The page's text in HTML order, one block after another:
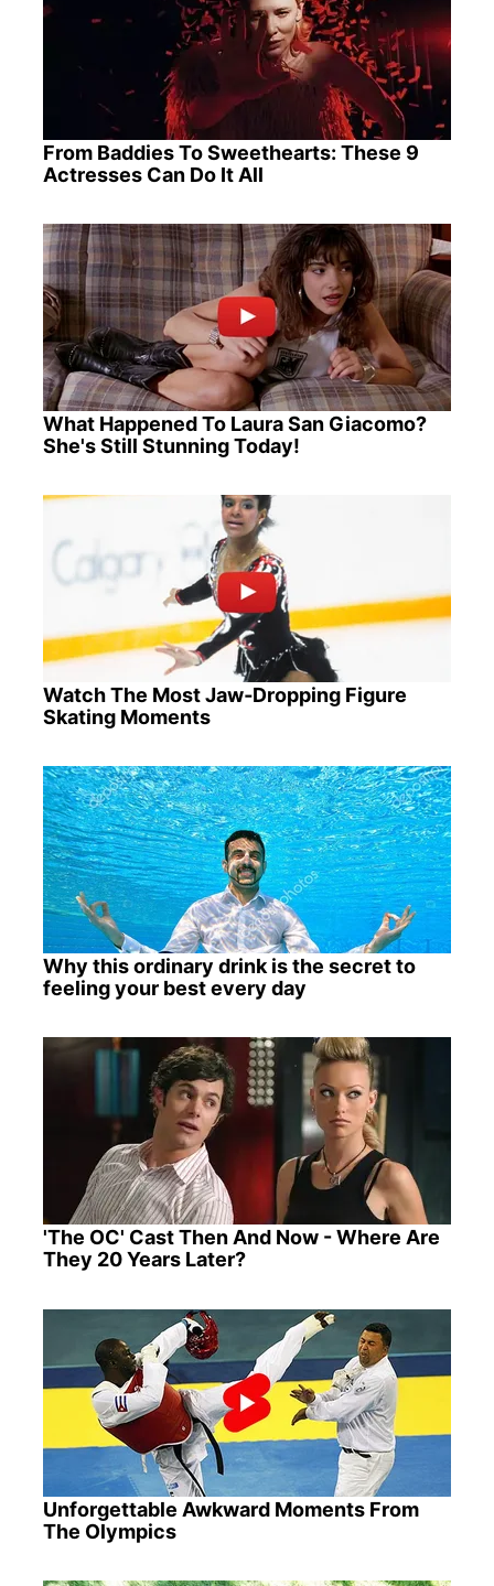
From Baddies To Sweethearts: These 9
Actresses Can Do It All
What Happened To Laura San Giacomo?
She's Still Stunning Today!
Watch The Most Jaw‑Dropping Figure
Skating Moments
Why this ordinary drink is the secret to
feeling your best every day
'The OC' Cast Then And Now - Where Are
They 20 Years Later?
Unforgettable Awkward Moments From
The Olympics